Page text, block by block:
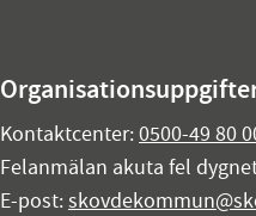
Kontaktcenter:0500-49 80
Felanmälan akuta fel
E-post: